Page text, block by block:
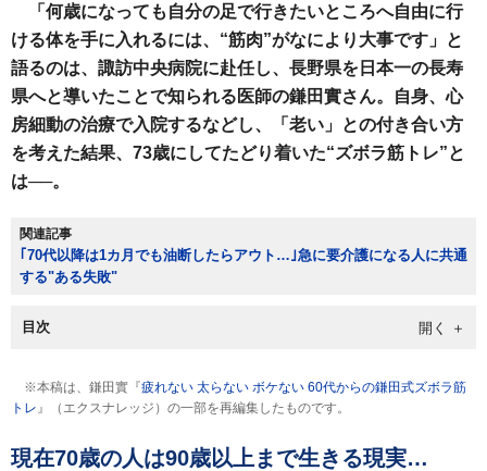
「何歳になっても自分の足で行きたいところへ自由に行
ける体を手に入れるには、“筋肉”がなにより大事です」と
語るのは、諏訪中央病院に赴任し、長野県を日本一の長寿
県へと導いたことで知られる医師の鎌田實さん。自身、心
房細動の治療で入院するなどし、「老い」との付き合い方
を考えた結果、73歳にしてたどり着いた“ズボラ筋トレ”と
は──。
関連記事
｢70代以降は1カ月でも油断したらアウト…｣急に要介護になる人に共通
する"ある失敗"
目次
※本稿は、鎌田實『疲れない 太らない ボケない 60代からの鎌田式ズボラ筋
トレ 』（エクスナレッジ）の一部を再編集したものです。
現在70歳の人は90歳以上まで生きる現実…